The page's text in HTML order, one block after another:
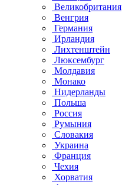
Великобритания
Венгрия
Германия
Ирландия
Лихтенштейн
Люксембург
Молдавия
Монако
Нидерланды
Польша
Россия
Румыния
Словакия
Украина
Франция
Чехия
Хорватия